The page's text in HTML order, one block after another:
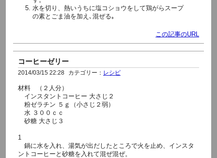
水を切り、熱いうちに塩コショウをして鶏がらスープ
の素とごま油を加え､混ぜる｡
この記事のURL
コーヒーゼリー
2014/03/15 22:28 カテゴリー： レシピ
材料 （２人分）
インスタントコーヒー 大さじ２
粉ゼラチン ５ｇ（小さじ２弱）
水 ３００ｃｃ
砂糖 大さじ３
1
鍋に水を入れ、湯気が出だしたところで火を止め、インスタ
ントコーヒーと砂糖を入れて混ぜ混ぜ。